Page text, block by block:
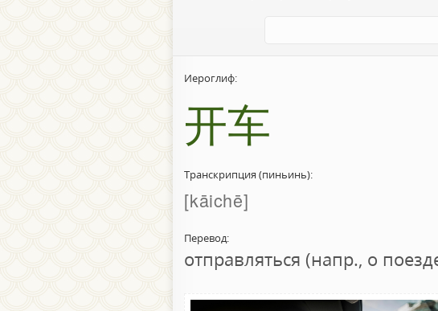
Иероглиф:
开车
Транскрипция (пиньинь):
kāichē
Перевод:
отправляться (напр., о